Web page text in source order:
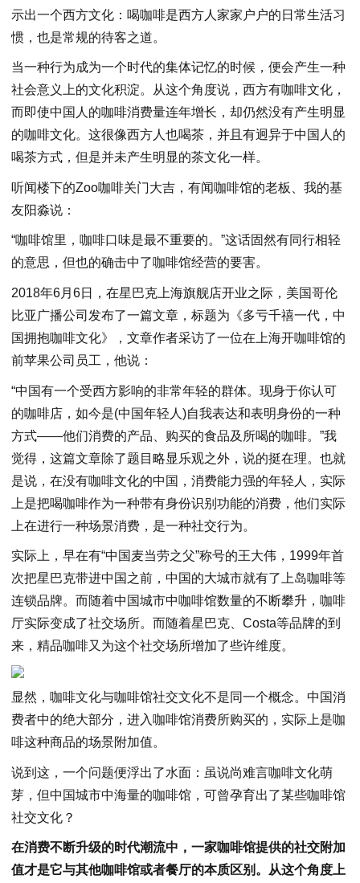
示出一个西方文化：喝咖啡是西方人家家户户的日常生活习
惯，也是常规的待客之道。
当一种行为成为一个时代的集体记忆的时候，便会产生一种
社会意义上的文化积淀。从这个角度说，西方有咖啡文化，
而即使中国人的咖啡消费量连年增长，却仍然没有产生明显
的咖啡文化。这很像西方人也喝茶，并且有迥异于中国人的
喝茶方式，但是并未产生明显的茶文化一样。
听闻楼下的Zoo咖啡关门大吉，有闻咖啡馆的老板、我的基
友阳淼说：
“咖啡馆里，咖啡口味是最不重要的。”这话固然有同行相轻
的意思，但也的确击中了咖啡馆经营的要害。
2018年6月6日，在星巴克上海旗舰店开业之际，美国哥伦
比亚广播公司发布了一篇文章，标题为《多亏千禧一代，中
国拥抱咖啡文化》，文章作者采访了一位在上海开咖啡馆的
前苹果公司员工，他说：
“中国有一个受西方影响的非常年轻的群体。现身于你认可
的咖啡店，如今是(中国年轻人)自我表达和表明身份的一种
方式——他们消费的产品、购买的食品及所喝的咖啡。”我
觉得，这篇文章除了题目略显乐观之外，说的挺在理。也就
是说，在没有咖啡文化的中国，消费能力强的年轻人，实际
上是把喝咖啡作为一种带有身份识别功能的消费，他们实际
上在进行一种场景消费，是一种社交行为。
实际上，早在有“中国麦当劳之父”称号的王大伟，1999年首
次把星巴克带进中国之前，中国的大城市就有了上岛咖啡等
连锁品牌。而随着中国城市中咖啡馆数量的不断攀升，咖啡
厅实际变成了社交场所。而随着星巴克、Costa等品牌的到
来，精品咖啡又为这个社交场所增加了些许维度。
显然，咖啡文化与咖啡馆社交文化不是同一个概念。中国消
费者中的绝大部分，进入咖啡馆消费所购买的，实际上是咖
啡这种商品的场景附加值。
说到这，一个问题便浮出了水面：虽说尚难言咖啡文化萌
芽，但中国城市中海量的咖啡馆，可曾孕育出了某些咖啡馆
社交文化？
在消费不断升级的时代潮流中，一家咖啡馆提供的社交附加
值才是它与其他咖啡馆或者餐厅的本质区别。从这个角度上